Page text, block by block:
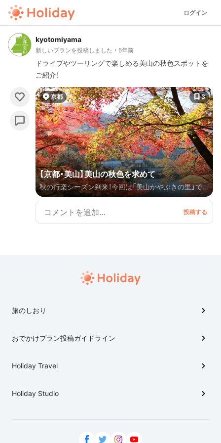
ログイン
kyotomiyama
新しいプランを投稿しました 5年前
ドライブやツーリングで楽しめる美山の秋色スポットを
ご紹介！
京都 3
【京都・美山】美山の秋色を求めて
秋の行楽シーズン到来！今回は「美山かやぶきの里」で知
られる京都・美山のおすすめ秋色スポットをご紹介しま
す。「紅葉（こうよう）」と聞いて楓の赤色を思い浮かべ
る方も多いと思いますが、美山では多様な木々の彩りを
考にしてみてください♪
旅のしおり
おでかけプラン投稿ガイドライン
Holiday Travel
Holiday Studio